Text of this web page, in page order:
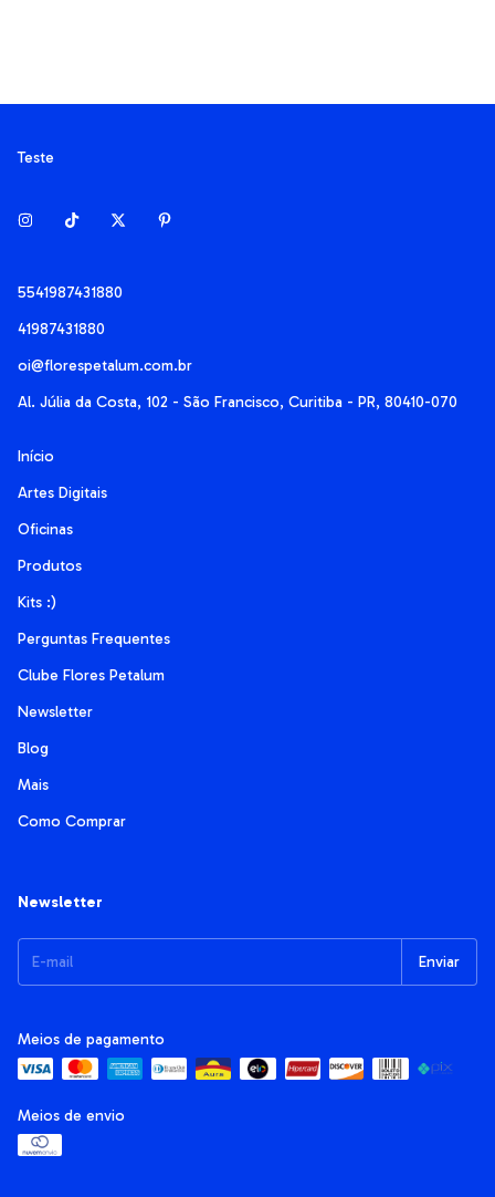
Teste
5541987431880
41987431880
oi@florespetalum.com.br
Al. Júlia da Costa, 102 - São Francisco, Curitiba - PR, 80410-070
Início
Artes Digitais
Oficinas
Produtos
Kits :)
Perguntas Frequentes
Clube Flores Petalum
Newsletter
Blog
Mais
Como Comprar
Newsletter
Meios de pagamento
Meios de envio